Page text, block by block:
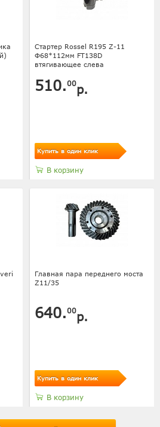
Стартер Rossel R195 Z-11
Ф68*112мм FT138D
втягивающее слева
510.00р.
Купить в один клик
В корзину
Главная пара переднего моста
Z11/35
640.00р.
Купить в один клик
В корзину